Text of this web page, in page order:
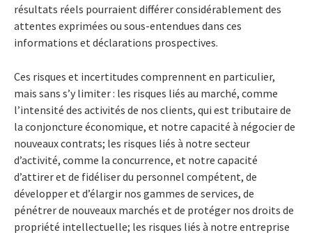
résultats réels pourraient différer considérablement des
attentes exprimées ou sous-entendues dans ces
informations et déclarations prospectives.
Ces risques et incertitudes comprennent en particulier,
mais sans s’y limiter : les risques liés au marché, comme
l’intensité des activités de nos clients, qui est tributaire de
la conjoncture économique, et notre capacité à négocier de
nouveaux contrats; les risques liés à notre secteur
d’activité, comme la concurrence, et notre capacité
d’attirer et de fidéliser du personnel compétent, de
développer et d’élargir nos gammes de services, de
pénétrer de nouveaux marchés et de protéger nos droits de
propriété intellectuelle; les risques liés à notre entreprise